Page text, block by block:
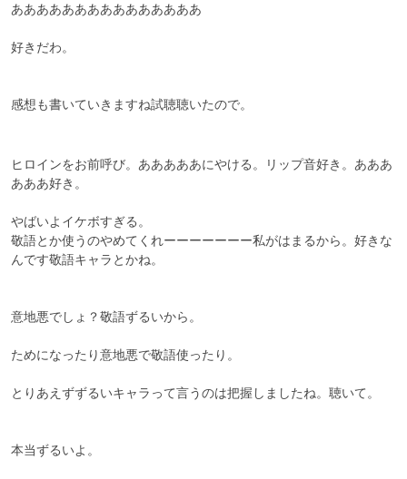
あああああああああああああああ
好きだわ。
感想も書いていきますね試聴聴いたので。
ヒロインをお前呼び。あああああにやける。リップ音好き。あああ
あああ好き。
やばいよイケボすぎる。
敬語とか使うのやめてくれーーーーーーー私がはまるから。好きな
んです敬語キャラとかね。
意地悪でしょ？敬語ずるいから。
ためになったり意地悪で敬語使ったり。
とりあえずずるいキャラって言うのは把握しましたね。聴いて。
本当ずるいよ。